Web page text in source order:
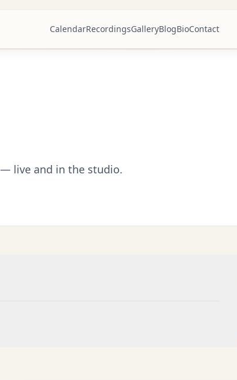
CalendarRecordingsGalleryBlogBioContact
live and in the studio.